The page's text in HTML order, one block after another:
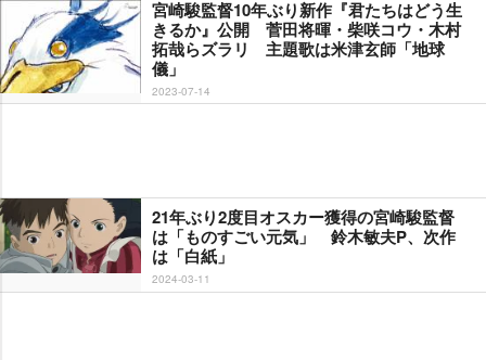
宮崎駿監督10年ぶり新作『君たちはどう生
きるか』公開 菅田将暉・柴咲コウ・木村
拓哉らズラリ 主題歌は米津玄師「地球
儀」
2023-07-14
21年ぶり2度目オスカー獲得の宮崎駿監督
は「ものすごい元気」 鈴木敏夫P、次作
は「白紙」
2024-03-11